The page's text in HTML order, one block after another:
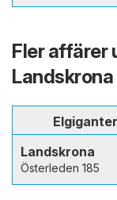
Fler affärer
Landskrona
Landskrona
Österleden 185